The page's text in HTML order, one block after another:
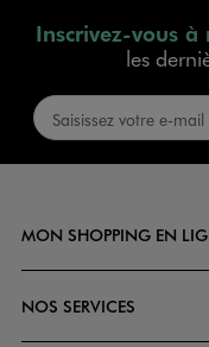
Inscrivez-vous
les
MON SHOPPING EN
NOS SERVICES